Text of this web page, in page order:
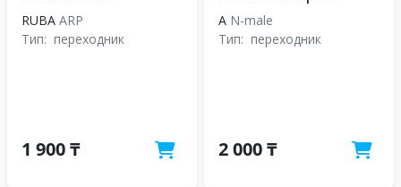
RUBA АRP
Тип: переходник
1 900 ₸
A N-male
Тип: переходник
2 000 ₸